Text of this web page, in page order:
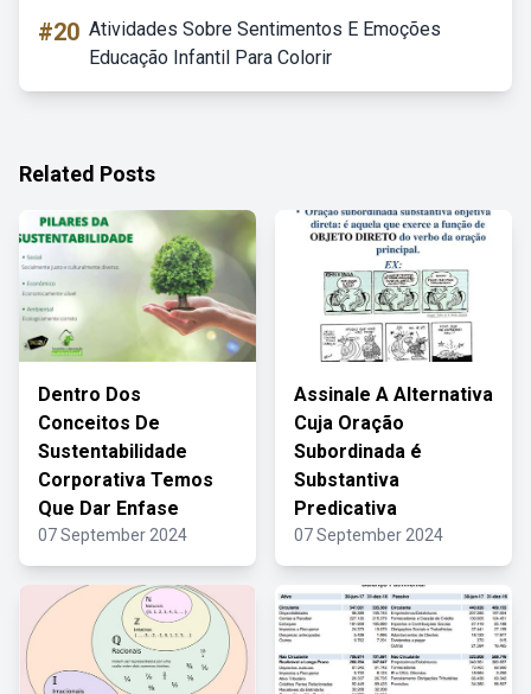
#20 Atividades Sobre Sentimentos E Emoções
Educação Infantil Para Colorir
Related Posts
Dentro Dos
Conceitos De
Sustentabilidade
Corporativa Temos
Que Dar Enfase
07 September 2024
Assinale A Alternativa
Cuja Oração
Subordinada é
Substantiva
Predicativa
07 September 2024